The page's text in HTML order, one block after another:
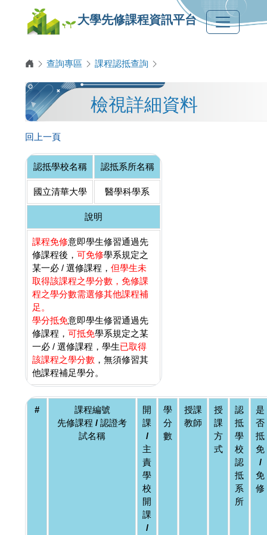
大學先修課程資訊平台
查詢專區 課程認抵查詢
檢視詳細資料
回上一頁
認抵學校名稱 認抵系所名稱
國立清華大學 醫學科學系
說明
課程免修意即學生修習通過先
修課程後， 可免修學系規定之
某一必 / 選修課程， 但學生未
取得該課程之學分數，免修課
程之學分數需選修其他課程補
足。
學分抵免意即學生修習通過先
修課程， 可抵免學系規定之某
一必 / 選修課程，學生已取得
該課程之學分數 ，無須修習其
他課程補足學分。
#
課程編號
先修課程 / 認證考
試名稱
開
課
/
主
責
學
校
開
課
/
學
分
數
授課
教師
授
課
方
式
認
抵
學
校
認
抵
系
所
是
否
抵
免
/
免
修